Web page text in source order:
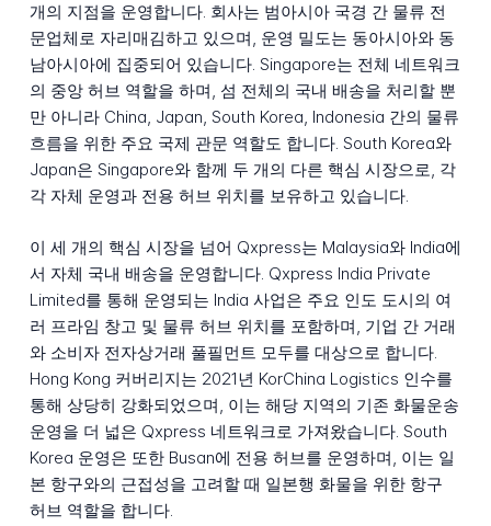
개의 지점을 운영합니다. 회사는 범아시아 국경 간 물류 전
문업체로 자리매김하고 있으며, 운영 밀도는 동아시아와 동
남아시아에 집중되어 있습니다. Singapore는 전체 네트워크
의 중앙 허브 역할을 하며, 섬 전체의 국내 배송을 처리할 뿐
만 아니라 China, Japan, South Korea, Indonesia 간의 물류
흐름을 위한 주요 국제 관문 역할도 합니다. South Korea와
Japan은 Singapore와 함께 두 개의 다른 핵심 시장으로, 각
각 자체 운영과 전용 허브 위치를 보유하고 있습니다.
이 세 개의 핵심 시장을 넘어 Qxpress는 Malaysia와 India에
서 자체 국내 배송을 운영합니다. Qxpress India Private
Limited를 통해 운영되는 India 사업은 주요 인도 도시의 여
러 프라임 창고 및 물류 허브 위치를 포함하며, 기업 간 거래
와 소비자 전자상거래 풀필먼트 모두를 대상으로 합니다.
Hong Kong 커버리지는 2021년 KorChina Logistics 인수를
통해 상당히 강화되었으며, 이는 해당 지역의 기존 화물운송
운영을 더 넓은 Qxpress 네트워크로 가져왔습니다. South
Korea 운영은 또한 Busan에 전용 허브를 운영하며, 이는 일
본 항구와의 근접성을 고려할 때 일본행 화물을 위한 항구
허브 역할을 합니다.